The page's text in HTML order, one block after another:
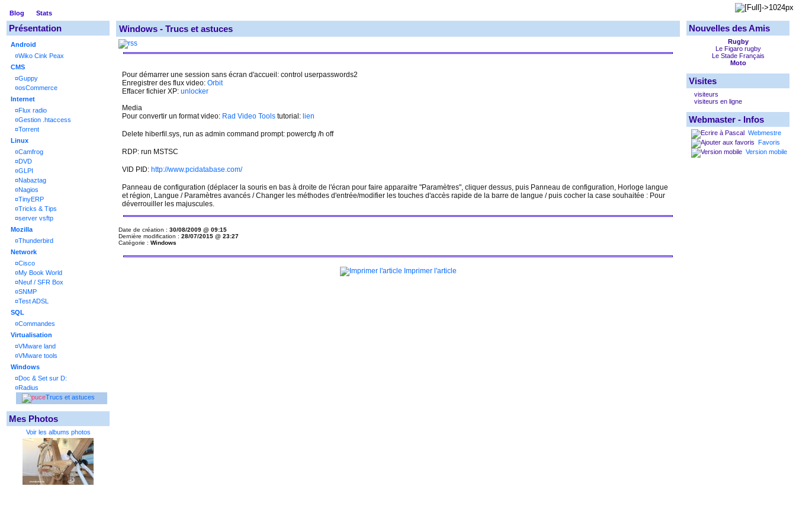
Blog Stats
Présentation
Android
¤Wiko Cink Peax
CMS
¤Guppy
¤osCommerce
Internet
¤Flux radio
¤Gestion .htaccess
¤Torrent
Linux
¤Camfrog
¤DVD
¤GLPI
¤Nabaztag
¤Nagios
¤TinyERP
¤Tricks & Tips
¤server vsftp
Mozilla
¤Thunderbird
Network
¤Cisco
¤My Book World
¤Neuf / SFR Box
¤SNMP
¤Test ADSL
SQL
¤Commandes
Virtualisation
¤VMware land
¤VMware tools
Windows
¤Doc & Set sur D:
¤Radius
Trucs et astuces
Mes Photos
Voir les albums photos
Windows - Trucs et astuces
Pour démarrer une session sans écran d'accueil: control userpasswords2
Enregistrer des flux video: Orbit
Effacer fichier XP: unlocker
Media
Pour convertir un format video: Rad Video Tools tutorial: lien
Delete hiberfil.sys, run as admin command prompt: powercfg /h off
RDP: run MSTSC
VID PID: http://www.pcidatabase.com/
Panneau de configuration (déplacer la souris en bas à droite de l'écran pour faire apparaitre "Paramètres", cliquer dessus, puis Panneau de configuration, Horloge langue
et région, Langue / Paramètres avancés / Changer les méthodes d'entrée/modifier les touches d'accès rapide de la barre de langue / puis cocher la case souhaitée : Pour
déverrouiller les majuscules.
Date de création : 30/08/2009 @ 09:15
Dernière modification : 28/07/2015 @ 23:27
Catégorie : Windows
Imprimer l'article
Nouvelles des Amis
Rugby
Le Figaro rugby
Le Stade Français
Moto
Visites
visiteurs
visiteurs en ligne
Webmaster - Infos
Webmestre
Favoris
Version mobile